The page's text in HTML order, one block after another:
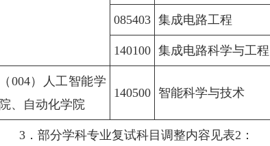
085403 集成电路工程
140100 集成电路科学与工程
（004）人工智能学
院、自动化学院
140500 智能科学与技术
3．部分学科专业复试科目调整内容见表2：